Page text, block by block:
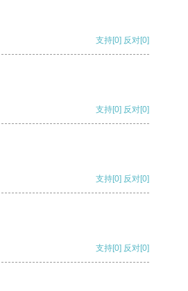
支持[0] 反对[0]
支持[0] 反对[0]
支持[0] 反对[0]
支持[0] 反对[0]